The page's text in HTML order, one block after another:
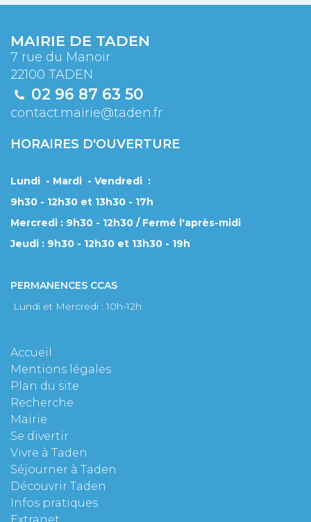
MAIRIE DE TADEN
7 rue du Manoir
22100 TADEN
02 96 87 63 50
contact.mairie@taden.fr
HORAIRES D'OUVERTURE
Lundi - Mardi - Vendredi :
9h30 - 12h30 et 13h30 - 17h
Mercredi : 9h30 - 12h30 / Fermé l'après-midi
Jeudi : 9h30 - 12h30 et 13h30 - 19h
PERMANENCES CCAS
Lundi et Mercredi : 10h-12h
Accueil
Mentions légales
Plan du site
Recherche
Mairie
Se divertir
Vivre à Taden
Séjourner à Taden
Découvrir Taden
Infos pratiques